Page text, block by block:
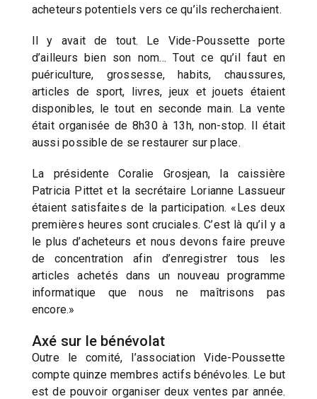
acheteurs potentiels vers ce qu’ils recherchaient.
Il y avait de tout. Le Vide-Poussette porte
d’ailleurs bien son nom… Tout ce qu’il faut en
puériculture, grossesse, habits, chaussures,
articles de sport, livres, jeux et jouets étaient
disponibles, le tout en seconde main. La vente
était organisée de 8h30 à 13h, non-stop. Il était
aussi possible de se restaurer sur place.
La présidente Coralie Grosjean, la caissière
Patricia Pittet et la secrétaire Lorianne Lassueur
étaient satisfaites de la participation. «Les deux
premières heures sont cruciales. C’est là qu’il y a
le plus d’acheteurs et nous devons faire preuve
de concentration afin d’enregistrer tous les
articles achetés dans un nouveau programme
informatique que nous ne maîtrisons pas
encore.»
Axé sur le bénévolat
Outre le comité, l’association Vide-Poussette
compte quinze membres actifs bénévoles. Le but
est de pouvoir organiser deux ventes par année.